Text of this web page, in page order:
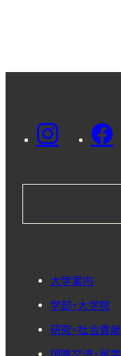
大学案内
学部・大学院
研究・社会貢献